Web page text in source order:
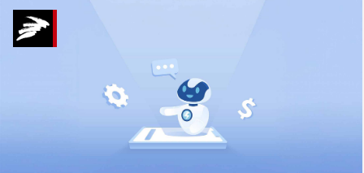
Praktiske spørgsmål
Spørgsmål til tilmelding, forplejning,
dig med?